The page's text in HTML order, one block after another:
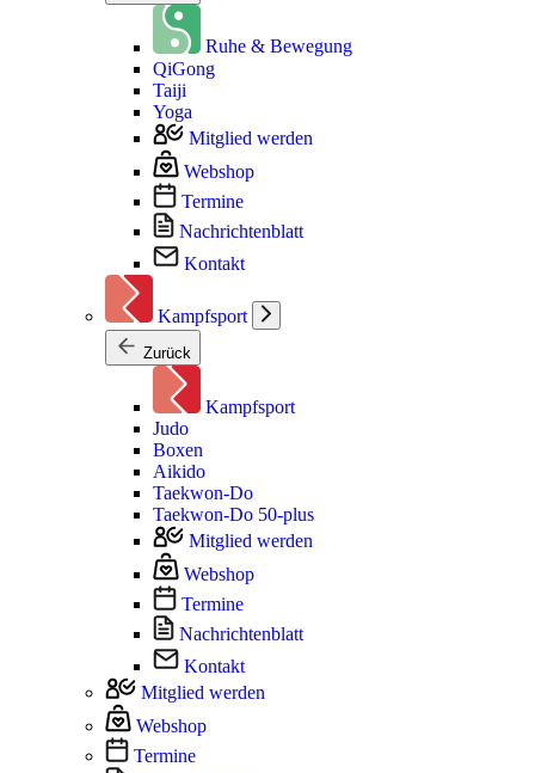
Ruhe & Bewegung
QiGong
Taiji
Yoga
Mitglied werden
Webshop
Termine
Nachrichtenblatt
Kontakt
Kampfsport
Zurück
Kampfsport
Judo
Boxen
Aikido
Taekwon-Do
Taekwon-Do 50-plus
Mitglied werden
Webshop
Termine
Nachrichtenblatt
Kontakt
Mitglied werden
Webshop
Termine